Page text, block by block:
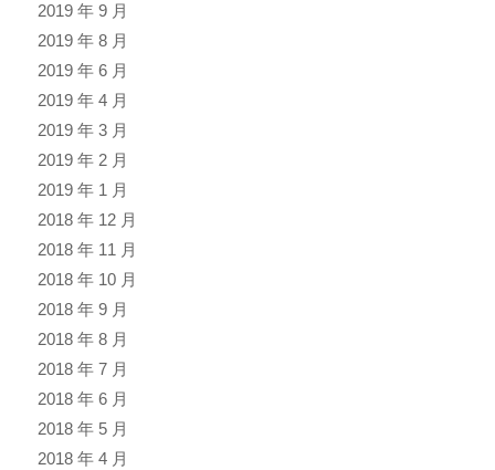
2019 年 9 月
2019 年 8 月
2019 年 6 月
2019 年 4 月
2019 年 3 月
2019 年 2 月
2019 年 1 月
2018 年 12 月
2018 年 11 月
2018 年 10 月
2018 年 9 月
2018 年 8 月
2018 年 7 月
2018 年 6 月
2018 年 5 月
2018 年 4 月